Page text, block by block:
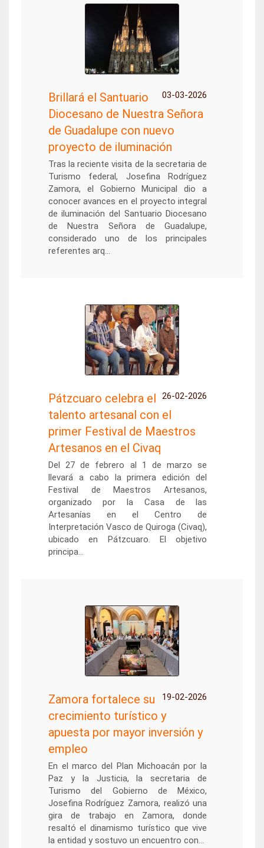
03-03-2026
Brillará el Santuario
Diocesano de Nuestra Señora
de Guadalupe con nuevo
proyecto de iluminación
Tras la reciente visita de la secretaria de
Turismo federal, Josefina Rodríguez
Zamora, el Gobierno Municipal dio a
conocer avances en el proyecto integral
de iluminación del Santuario Diocesano
de Nuestra Señora de Guadalupe,
considerado uno de los principales
referentes arq...
26-02-2026
Pátzcuaro celebra el
talento artesanal con el
primer Festival de Maestros
Artesanos en el Civaq
Del 27 de febrero al 1 de marzo se
llevará a cabo la primera edición del
Festival de Maestros Artesanos,
organizado por la Casa de las
Artesanías en el Centro de
Interpretación Vasco de Quiroga (Civaq),
ubicado en Pátzcuaro. El objetivo
principa...
19-02-2026
Zamora fortalece su
crecimiento turístico y
apuesta por mayor inversión y
empleo
En el marco del Plan Michoacán por la
Paz y la Justicia, la secretaria de
Turismo del Gobierno de México,
Josefina Rodríguez Zamora, realizó una
gira de trabajo en Zamora, donde
resaltó el dinamismo turístico que vive
la entidad y sostuvo un encuentro con...